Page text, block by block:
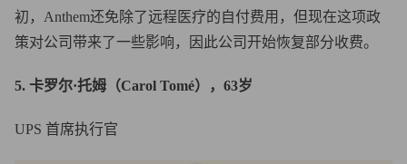
初，Anthem还免除了远程医疗的自付费用，但现在这项政
策对公司带来了一些影响，因此公司开始恢复部分收费。
5. 卡罗尔·托姆（Carol Tomé），63岁
UPS 首席执行官